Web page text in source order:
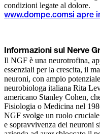
condizioni legate al dolore.
www.dompe.comsi apre
Informazioni sul Nerve
Il NGF è una neurotrofina,
essenziali per la crescita, il
neuroni, con ampio
neurobiologa italiana Rita
americano Stanley Cohen,
Fisiologia o Medicina nel
NGF svolge un ruolo
e sopravvivenza dei neuroni